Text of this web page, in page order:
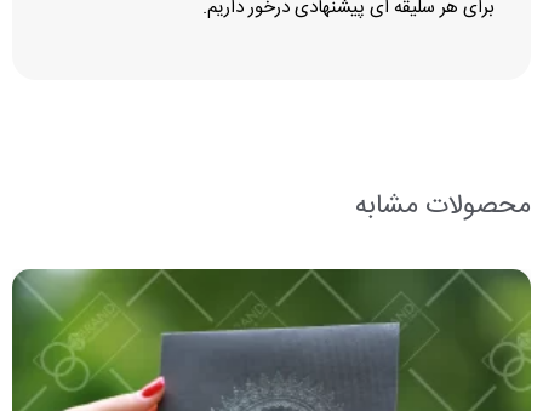
برای هر سلیقه‌ ای پیشنهادی درخور داریم.
محصولات مشابه